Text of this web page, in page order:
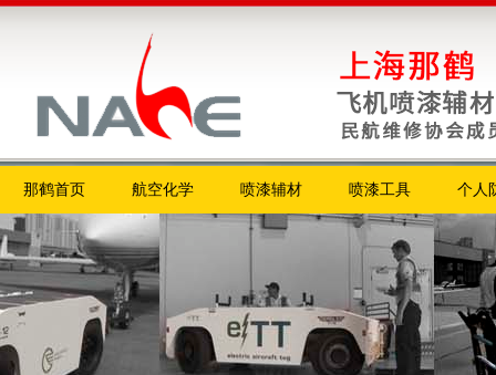
那鹤首页 航空化学 喷漆辅材 喷漆工具 个人